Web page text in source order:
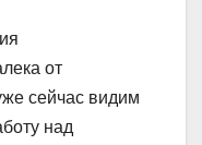
от
сейчас видим
над